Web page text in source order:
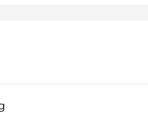
Tiên, P. Tân Phú,